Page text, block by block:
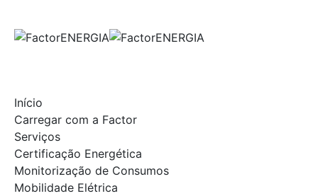
content
Início
Carregar com a Factor
Serviços
Certificação Energética
Monitorização de Consumos
Mobilidade Elétrica